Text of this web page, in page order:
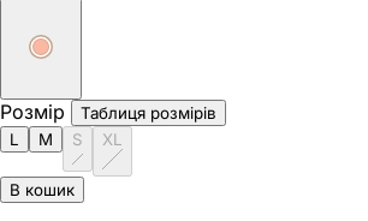
Розмір
Таблиця розмірів
L
M S XL
В кошик